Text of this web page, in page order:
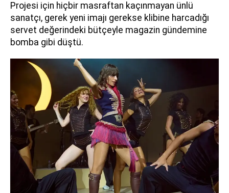
Projesi için hiçbir masraftan kaçınmayan ünlü
sanatçı, gerek yeni imajı gerekse klibine harcadığı
servet değerindeki bütçeyle magazin gündemine
bomba gibi düştü.